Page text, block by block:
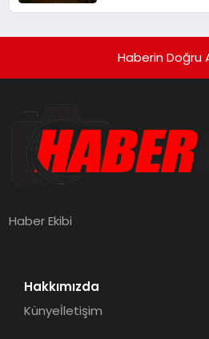
Haberin Doğru
Haber Ekibi
Hakkımızda
Künyeİletişim